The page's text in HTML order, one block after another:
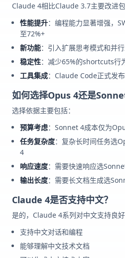
Claude 4相比Claude 3.7主要改进包
性能提升：编程能力显著增强，
至72%+
新功能：引入扩展思考模式和并
稳定性：减少65%的shortcuts行
工具集成：Claude Code正式发
如何选择Opus 4还是
选择依据主要包括：
预算考虑：Sonnet 4成本仅为
任务复杂度：复杂长时间任务选
4
响应速度：需要快速响应选
输出长度：需要长文档生成选
Claude 4是否支持中文？
是的，Claude 4系列对中文支持良好
支持中文对话和编程
能够理解中文技术文档